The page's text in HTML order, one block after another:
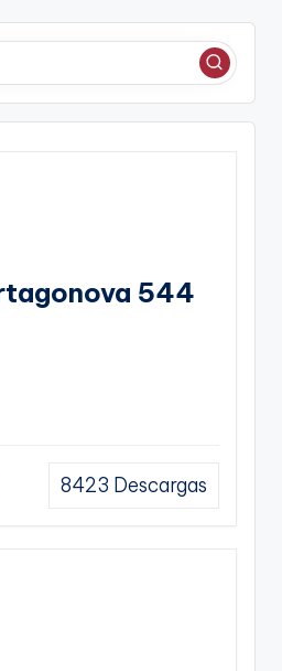
544
8423 Descargas